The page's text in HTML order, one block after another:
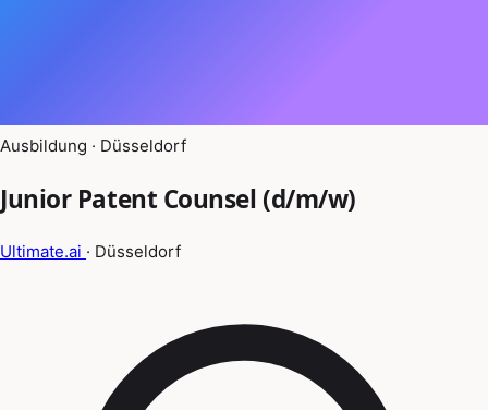
Ausbildung · Düsseldorf
Junior Patent Counsel (d/m/w)
Ultimate.ai · Düsseldorf